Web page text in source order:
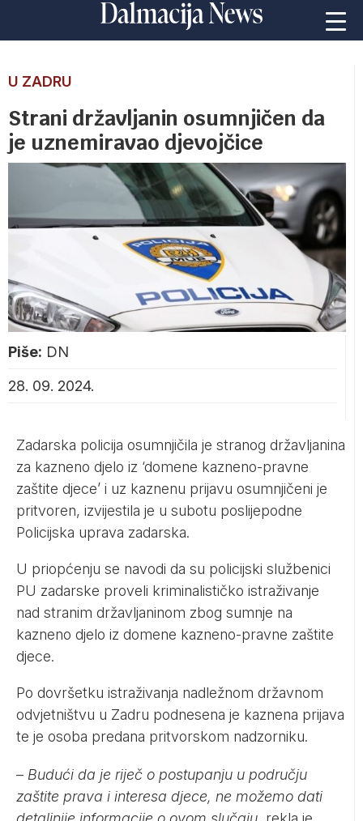
U ZADRU
Strani državljanin osumnjičen da
je uznemiravao djevojčice
Piše: DN
28. 09. 2024.
Zadarska policija osumnjičila je stranog državljanina
za kazneno djelo iz ‘domene kazneno-pravne
zaštite djece’ i uz kaznenu prijavu osumnjičeni je
pritvoren, izvijestila je u subotu poslijepodne
Policijska uprava zadarska.
U priopćenju se navodi da su policijski službenici
PU zadarske proveli kriminalističko istraživanje
nad stranim državljaninom zbog sumnje na
kazneno djelo iz domene kazneno-pravne zaštite
djece.
Po dovršetku istraživanja nadležnom državnom
odvjetništvu u Zadru podnesena je kaznena prijava
te je osoba predana pritvorskom nadzorniku.
– Budući da je riječ o postupanju u području
zaštite prava i interesa djece, ne možemo dati